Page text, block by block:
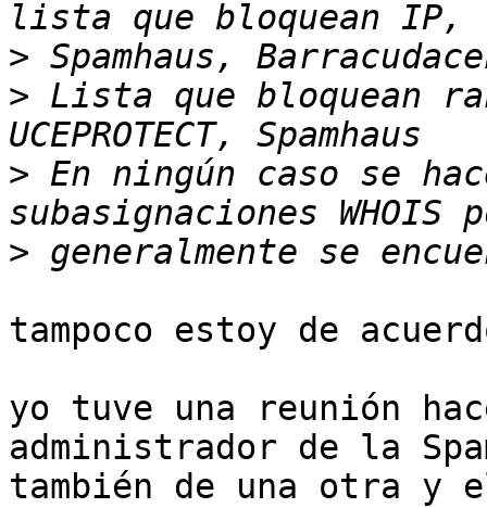
>
> Lista que bloquean
> En ningún caso se
>
tampoco estoy de
yo tuve una reunión
administrador de la
también de una otra y